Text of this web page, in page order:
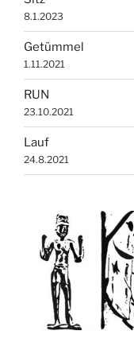
8.1.2023
Getümmel
1.11.2021
RUN
23.10.2021
Lauf
24.8.2021